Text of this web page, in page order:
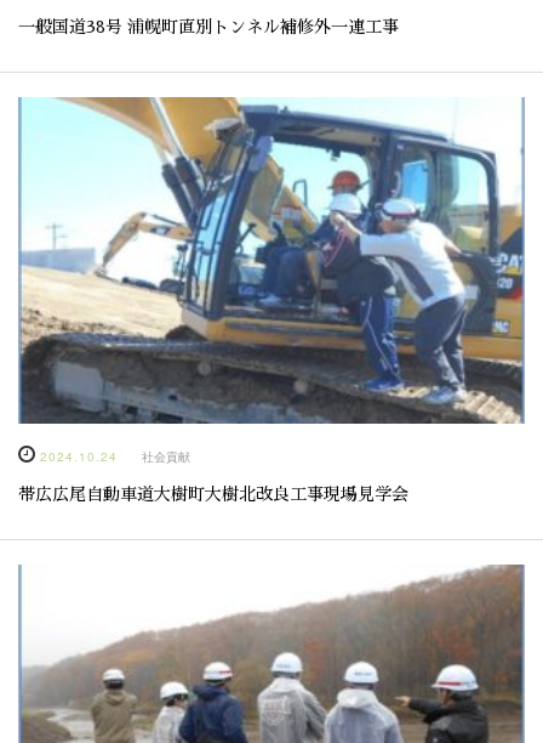
一般国道38号 浦幌町直別トンネル補修外一連工事
2024.10.24 社会貢献
帯広広尾自動車道大樹町大樹北改良工事現場見学会